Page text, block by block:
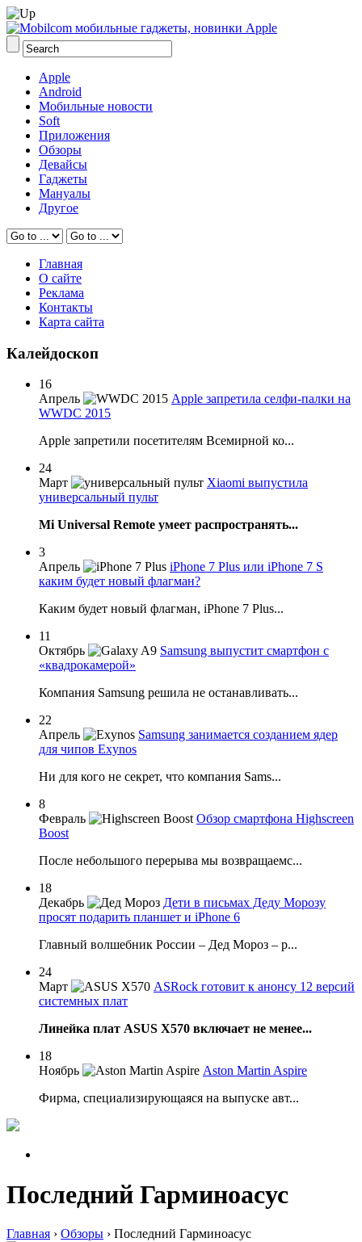
Apple
Android
Мобильные новости
Soft
Приложения
Обзоры
Девайсы
Гаджеты
Мануалы
Другое
Главная
О сайте
Реклама
Контакты
Карта сайта
Калейдоскоп
16
Апрель
Apple запретила селфи-палки на
WWDC 2015
Apple запретили посетителям Всемирной ко...
24
Март
Xiaomi выпустила
универсальный пульт
Mi Universal Remote умеет распространять...
3
Апрель
iPhone 7 Plus или iPhone 7 S
каким будет новый флагман?
Каким будет новый флагман, iPhone 7 Plus...
11
Октябрь
Samsung выпустит смартфон с
«квадрокамерой»
Компания Samsung решила не останавливать...
22
Апрель
Samsung занимается созданием ядер
для чипов Exynos
Ни для кого не секрет, что компания Sams...
8
Февраль
Обзор смартфона Highscreen
Boost
После небольшого перерыва мы возвращаемс...
18
Декабрь
Дети в письмах Деду Морозу
просят подарить планшет и iPhone 6
Главный волшебник России – Дед Мороз – р...
24
Март
ASRock готовит к анонсу 12 версий
системных плат
Линейка плат ASUS X570 включает не менее...
18
Ноябрь
Aston Martin Aspire
Фирма, специализирующаяся на выпуске авт...
Последний Гарминоасус
Главная › Обзоры › Последний Гарминоасус